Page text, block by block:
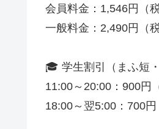
会員料金：1,546円（
一般料金：2,490円（
🎓 学生割引（まふ短
11:00～20:00：900円
18:00～翌5:00：700円